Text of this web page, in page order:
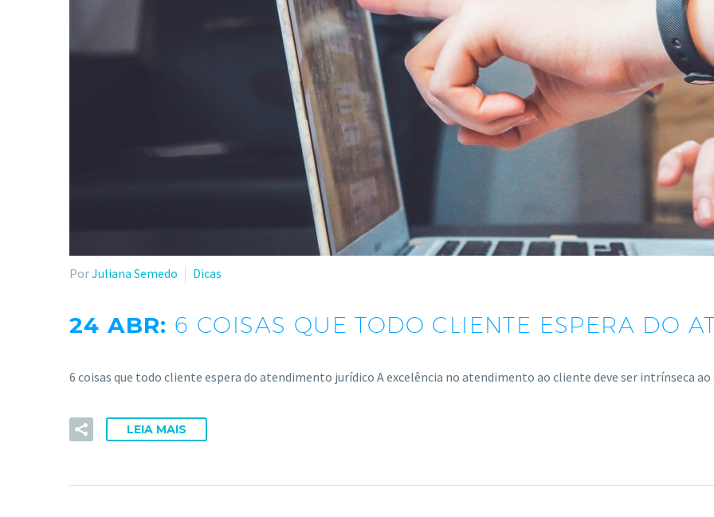
PorJuliana Semedo Dicas
24 ABR: 6 COISAS QUE TODO CLIENTE ESPERA DO
6 coisas que todo cliente espera do atendimento jurídico A excelência no atendimento ao cliente deve ser intrínseca
LEIA MAIS